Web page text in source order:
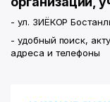
- ул. ЗИЁКОР
- удобный поиск,
адреса и телефоны